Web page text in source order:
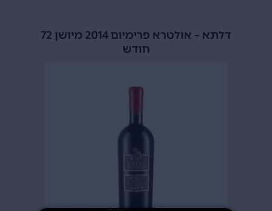
דלתא – אולטרא פרימיום 2014 מיושן 72
חודש